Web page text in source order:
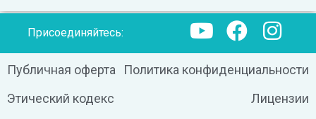
Присоединяйтесь:
Публичная оферта
Политика конфиденциальности
Этический кодекс
Лицензии